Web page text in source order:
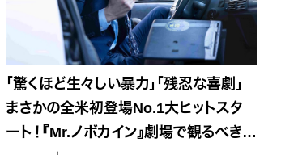
「驚くほど生々しい暴力」「残忍な喜劇」
まさかの全米初登場No.1大ヒットスタ
ート！『Mr.ノボカイン』劇場で観るべき理